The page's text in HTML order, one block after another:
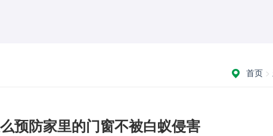
首页 >
预防家里的门窗不被白蚁侵害